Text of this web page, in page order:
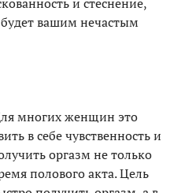
и стеснение,
вашим нечастым
многих женщин это
в себе чувственность и
оргазм не только
полового акта. Цель